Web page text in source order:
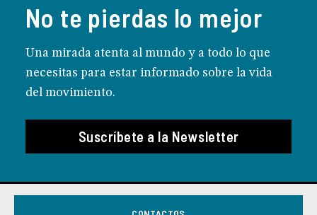
No te pierdas lo mejor
Una mirada atenta al mundo y a todo lo que
necesitas para estar informado sobre la vida
del movimiento.
Suscríbete a la Newsletter